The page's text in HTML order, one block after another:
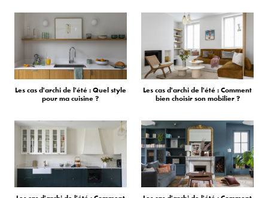
Les cas d'archi de l'été : Quel style
pour ma cuisine ?
Les cas d'archi de l'été : Comment
bien choisir son mobilier ?